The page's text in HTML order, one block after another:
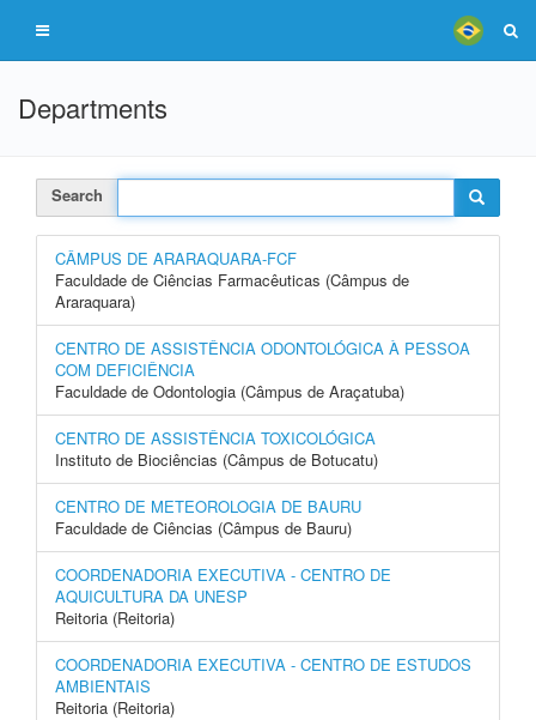
Departments
Search
CÂMPUS DE ARARAQUARA-FCF
Faculdade de Ciências Farmacêuticas (Câmpus de
Araraquara)
CENTRO DE ASSISTÊNCIA ODONTOLÓGICA À PESSOA
COM DEFICIÊNCIA
Faculdade de Odontologia (Câmpus de Araçatuba)
CENTRO DE ASSISTÊNCIA TOXICOLÓGICA
Instituto de Biociências (Câmpus de Botucatu)
CENTRO DE METEOROLOGIA DE BAURU
Faculdade de Ciências (Câmpus de Bauru)
COORDENADORIA EXECUTIVA - CENTRO DE
AQUICULTURA DA UNESP
Reitoria (Reitoria)
COORDENADORIA EXECUTIVA - CENTRO DE ESTUDOS
AMBIENTAIS
Reitoria (Reitoria)